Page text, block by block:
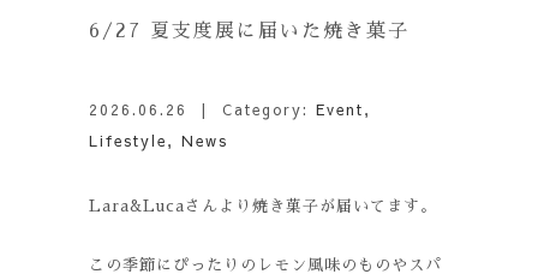
6/27 夏支度展に届いた焼き菓子
2026.06.26 | Category: Event,
Lifestyle, News
Lara&Lucaさんより焼き菓子が届いてます。
この季節にぴったりのレモン風味のものやスパ